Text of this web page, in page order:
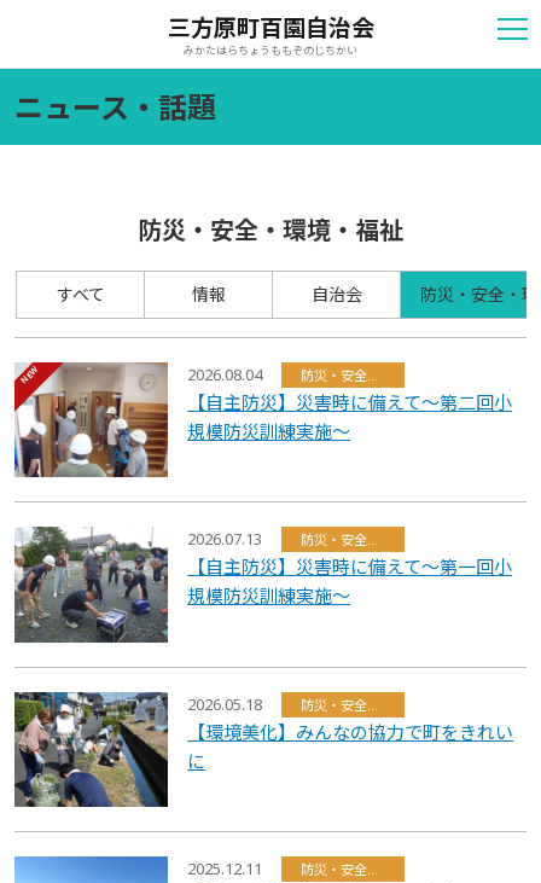
三方原町百園自治会
みかたはらちょうももぞのじちかい
ニュース・話題
防災・安全・環境・福祉
すべて 情報 自治会 防災・安全・
2026.08.04 防災・安全・環境・福祉
【自主防災】災害時に備えて～第二回小
規模防災訓練実施～
2026.07.13 防災・安全・環境・福祉
【自主防災】災害時に備えて～第一回小
規模防災訓練実施～
2026.05.18
【環境美化】みんなの協力で町をきれい
に
2025.12.11 防災・安全・環境・福祉